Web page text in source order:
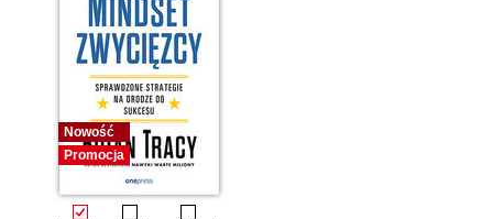
Nowość
Promocja